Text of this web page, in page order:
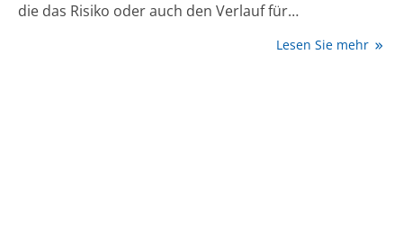
die das Risiko oder auch den Verlauf für
beeinflussen. In der neuen Folge des Gendermed-
Lesen Sie mehr